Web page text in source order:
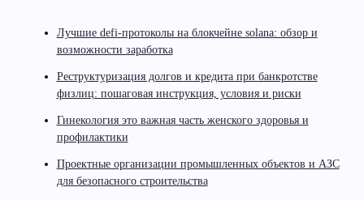
Лучшие defi-протоколы на блокчейне solana: обзор и
возможности заработка
Реструктуризация долгов и кредита при банкротстве
физлиц: пошаговая инструкция, условия и риски
Гинекология это важная часть женского здоровья и
профилактики
Проектные организации промышленных объектов и АЗС
для безопасного строительства